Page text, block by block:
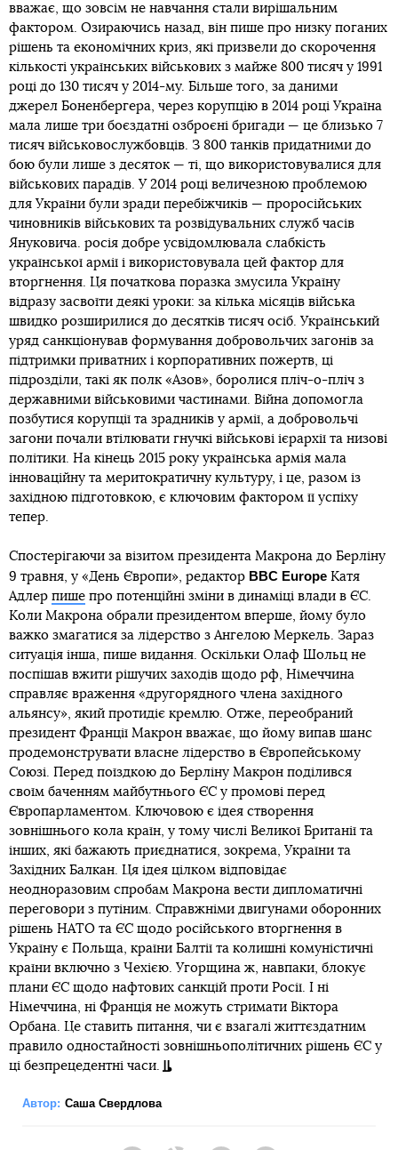
вважає, що зовсім не навчання стали вирішальним
фактором. Озираючись назад, він пише про низку поганих
рішень та економічних криз, які призвели до скорочення
кількості українських військових з майже 800 тисяч у 1991
році до 130 тисяч у 2014-му. Більше того, за даними
джерел Боненбергера, через корупцію в 2014 році Україна
мала лише три боєздатні озброєні бригади — це близько 7
тисяч військовослужбовців. З 800 танків придатними до
бою були лише з десяток — ті, що використовувалися для
військових парадів. У 2014 році величезною проблемою
для України були зради перебіжчиків — проросійських
чиновників військових та розвідувальних служб часів
Януковича. росія добре усвідомлювала слабкість
української армії і використовувала цей фактор для
вторгнення. Ця початкова поразка змусила Україну
відразу засвоїти деякі уроки: за кілька місяців війська
швидко розширилися до десятків тисяч осіб. Український
уряд санкціонував формування добровольчих загонів за
підтримки приватних і корпоративних пожертв, ці
підрозділи, такі як полк «Азов», боролися пліч-о-пліч з
державними військовими частинами. Війна допомогла
позбутися корупції та зрадників у армії, а добровольчі
загони почали втілювати гнучкі військові ієрархії та низові
політики. На кінець 2015 року українська армія мала
інноваційну та меритократичну культуру, і це, разом із
західною підготовкою, є ключовим фактором її успіху
тепер.
Спостерігаючи за візитом президента Макрона до Берліну
9 травня, у «День Європи», редактор BBC Europe Катя
Адлер пише про потенційні зміни в динаміці влади в ЄС.
Коли Макрона обрали президентом вперше, йому було
важко змагатися за лідерство з Ангелою Меркель. Зараз
ситуація інша, пише видання. Оскільки Олаф Шольц не
поспішав вжити рішучих заходів щодо рф, Німеччина
справляє враження «другорядного члена західного
альянсу», який протидіє кремлю. Отже, переобраний
президент Франції Макрон вважає, що йому випав шанс
продемонструвати власне лідерство в Європейському
Союзі. Перед поїздкою до Берліну Макрон поділився
своїм баченням майбутнього ЄС у промові перед
Європарламентом. Ключовою є ідея створення
зовнішнього кола країн, у тому числі Великої Британії та
інших, які бажають приєднатися, зокрема, України та
Західних Балкан. Ця ідея цілком відповідає
неодноразовим спробам Макрона вести дипломатичні
переговори з путіним. Справжніми двигунами оборонних
рішень НАТО та ЄС щодо російського вторгнення в
Україну є Польща, країни Балтії та колишні комуністичні
країни включно з Чехією. Угорщина ж, навпаки, блокує
плани ЄС щодо нафтових санкцій проти Росії. І ні
Німеччина, ні Франція не можуть стримати Віктора
Орбана. Це ставить питання, чи є взагалі життєздатним
правило одностайності зовнішньополітичних рішень ЄС у
ці безпрецедентні часи.
Автор: Саша Свердлова